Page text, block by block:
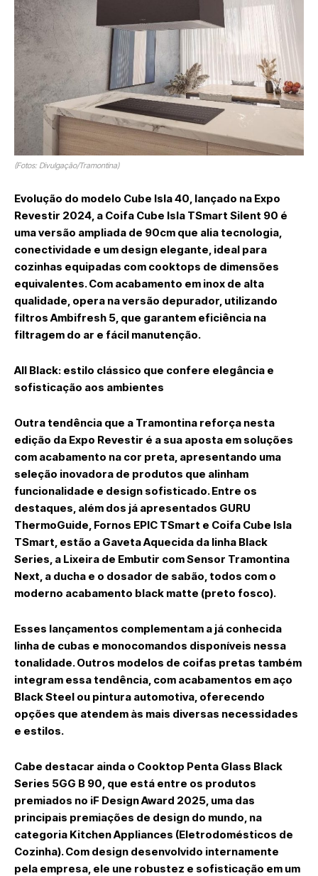
(Fotos: Divulgação/Tramontina)
Evolução do modelo Cube Isla 40, lançado na Expo
Revestir 2024, a Coifa Cube Isla TSmart Silent 90 é
uma versão ampliada de 90cm que alia tecnologia,
conectividade e um design elegante, ideal para
cozinhas equipadas com cooktops de dimensões
equivalentes. Com acabamento em inox de alta
qualidade, opera na versão depurador, utilizando
filtros Ambifresh 5, que garantem eficiência na
filtragem do ar e fácil manutenção.
All Black: estilo clássico que confere elegância e
sofisticação aos ambientes
Outra tendência que a Tramontina reforça nesta
edição da Expo Revestir é a sua aposta em soluções
com acabamento na cor preta, apresentando uma
seleção inovadora de produtos que alinham
funcionalidade e design sofisticado. Entre os
destaques, além dos já apresentados GURU
ThermoGuide, Fornos EPIC TSmart e Coifa Cube Isla
TSmart, estão a Gaveta Aquecida da linha Black
Series, a Lixeira de Embutir com Sensor Tramontina
Next, a ducha e o dosador de sabão, todos com o
moderno acabamento black matte (preto fosco).
Esses lançamentos complementam a já conhecida
linha de cubas e monocomandos disponíveis nessa
tonalidade. Outros modelos de coifas pretas também
integram essa tendência, com acabamentos em aço
Black Steel ou pintura automotiva, oferecendo
opções que atendem às mais diversas necessidades
e estilos.
Cabe destacar ainda o Cooktop Penta Glass Black
Series 5GG B 90, que está entre os produtos
premiados no iF Design Award 2025, uma das
principais premiações de design do mundo, na
categoria Kitchen Appliances (Eletrodomésticos de
Cozinha). Com design desenvolvido internamente
pela empresa, ele une robustez e sofisticação em um